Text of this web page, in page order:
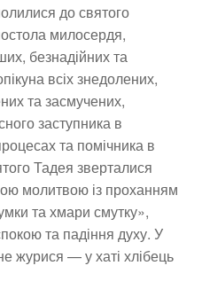
до святого
милосердя,
безнадійних та
всіх знедолених,
та засмучених,
заступника в
та помічника в
Тадея зверталися
молитвою із проханням
та хмари смутку»,
та падіння духу. У
журися — у хаті хлібець